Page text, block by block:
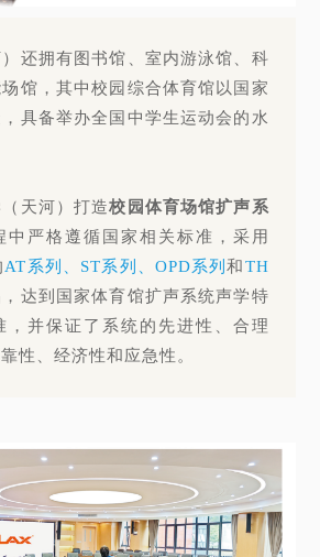
还拥有图书馆、室内游泳馆、科
馆，其中校园综合体育馆以国家
具备举办全国中学生运动会的水
天河）打造校园体育场馆扩声系
中严格遵循国家相关标准，采用
AT系列、ST系列、OPD系列和TH
达到国家体育馆扩声系统声学特
，并保证了系统的先进性、合理
性、经济性和应急性。